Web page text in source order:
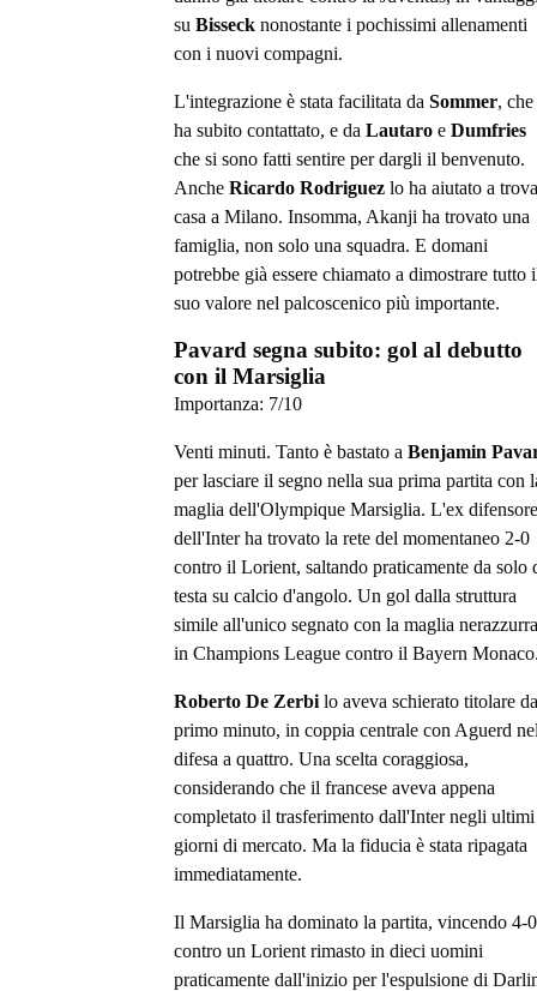
su Bisseck nonostante i pochissimi allenamenti
con i nuovi compagni.
L'integrazione è stata facilitata da Sommer,
ha subito contattato, e da Lautaro e Dumfries
che si sono fatti sentire per dargli il benvenuto.
Anche Ricardo Rodriguez lo ha aiutato a
casa a Milano. Insomma, Akanji ha trovato una
famiglia, non solo una squadra. E domani
potrebbe già essere chiamato a dimostrare tutto
suo valore nel palcoscenico più importante.
Pavard segna subito: gol al debutto
con il Marsiglia
Importanza: 7/10
Venti minuti. Tanto è bastato a Benjamin
per lasciare il segno nella sua prima partita con
maglia dell'Olympique Marsiglia. L'ex difensore
dell'Inter ha trovato la rete del momentaneo 2-0
contro il Lorient, saltando praticamente da solo
testa su calcio d'angolo. Un gol dalla struttura
simile all'unico segnato con la maglia
in Champions League contro il Bayern
Roberto De Zerbi lo aveva schierato titolare
primo minuto, in coppia centrale con Aguerd
difesa a quattro. Una scelta coraggiosa,
considerando che il francese aveva appena
completato il trasferimento dall'Inter negli ultimi
giorni di mercato. Ma la fiducia è stata ripagata
immediatamente.
Il Marsiglia ha dominato la partita, vincendo 4-0
contro un Lorient rimasto in dieci uomini
praticamente dall'inizio per l'espulsione di